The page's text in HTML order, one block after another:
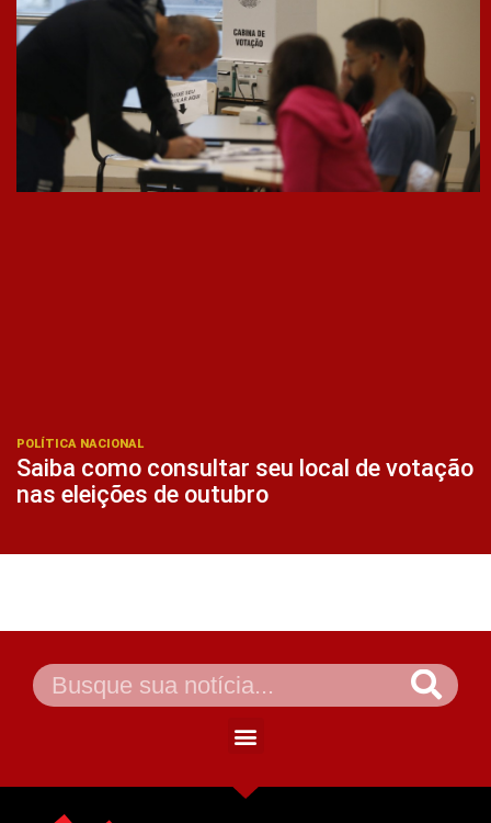
POLÍTICA NACIONAL
Saiba como consultar seu local de votação
nas eleições de outubro